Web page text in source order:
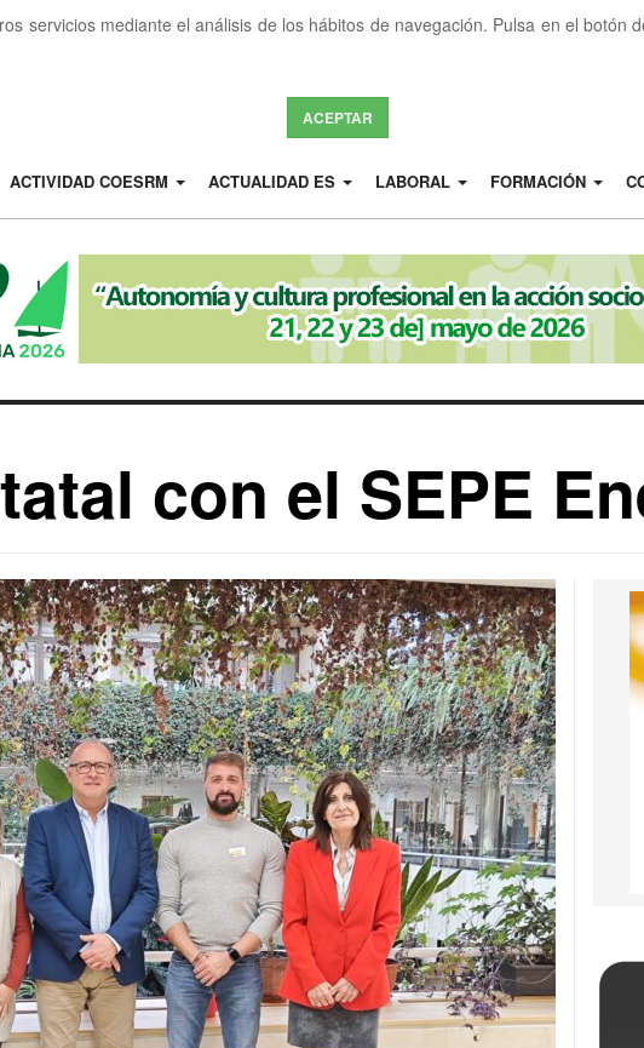
servicios mediante el análisis de los hábitos de navegación. Pulsa en el
ACEPTAR
ACTIVIDAD COESRM ACTUALIDAD ES LABORAL FORMACIÓN
con el SEPE